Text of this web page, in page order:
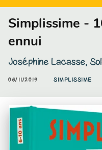
Simplissime -
ennui
Joséphine Lacasse,
06/11/2019 SIMPLISSIME